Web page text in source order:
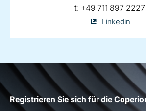
t: telephone:
+49 711 897 2227
Julia
on
Linkedin
Registrieren Sie sich für die